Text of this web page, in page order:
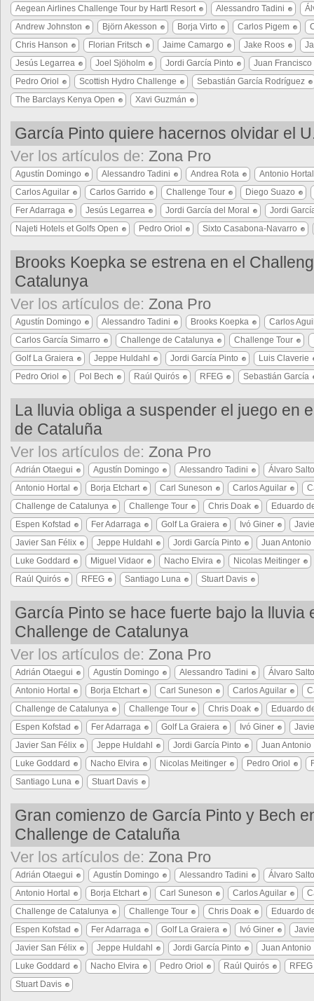
Aegean Airlines Challenge Tour by Hartl Resort Alessandro Tadini
Andrew Johnston
Björn Akesson Borja Virto Carlos Pigem
Chris Hanson
Florian Fritsch Jaime Camargo Jake Roos
Jesús Legarrea
Joel Sjöholm Jordi García Pinto
Juan Francisco
Pedro Oriol
Scottish Hydro Challenge
Sebastián García Rodríguez
The Barclays Kenya Open
Xavi Guzmán
García Pinto quiere hacernos olvidar el
Ver los artículos de: Zona Pro
Agustín Domingo Alessandro Tadini Andrea Rota
Antonio Hortal
Carlos Aguilar
Carlos Garrido Challenge Tour
Diego Suazo
Fer Adarraga
Jesús Legarrea Jordi García del Moral
Jordi
Najeti Hotels et Golfs Open
Pedro Oriol Sixto Casabona-Navarro
Brooks Koepka se estrena en el
Catalunya
Ver los artículos de: Zona Pro
Agustín Domingo Alessandro Tadini Brooks Koepka
Carlos
Carlos García Simarro
Challenge de Catalunya Challenge Tour
Golf La Graiera
Jeppe Huldahl Jordi García Pinto
Luis Claverie
Pedro Oriol
Pol Bech Raúl Quirós RFEG Sebastián García
La lluvia obliga a suspender el juego en
de Cataluña
Ver los artículos de: Zona Pro
Adrián Otaegui Agustín Domingo Alessandro Tadini
Álvaro Salto
Antonio Hortal
Borja Etchart Carl Suneson Carlos Aguilar
Challenge de Catalunya
Challenge Tour Chris Doak
Eduardo
Espen Kofstad
Fer Adarraga Golf La Graiera Ivó Giner
Javier San Félix
Jeppe Huldahl Jordi García Pinto
Juan Antonio
Luke Goddard
Miguel Vidaor Nacho Elvira
Nicolas Meitinger
Raúl Quirós
RFEG Santiago Luna Stuart Davis
García Pinto se hace fuerte bajo la lluvia
Challenge de Catalunya
Ver los artículos de: Zona Pro
Adrián Otaegui Agustín Domingo Alessandro Tadini
Álvaro Salto
Antonio Hortal
Borja Etchart Carl Suneson Carlos Aguilar
Challenge de Catalunya
Challenge Tour Chris Doak
Eduardo
Espen Kofstad
Fer Adarraga Golf La Graiera Ivó Giner
Javier San Félix
Jeppe Huldahl Jordi García Pinto
Juan Antonio
Luke Goddard
Nacho Elvira Nicolas Meitinger Pedro Oriol
Santiago Luna
Stuart Davis
Gran comienzo de García Pinto y Bech
Challenge de Cataluña
Ver los artículos de: Zona Pro
Adrián Otaegui Agustín Domingo Alessandro Tadini
Álvaro Salto
Antonio Hortal
Borja Etchart Carl Suneson Carlos Aguilar
Challenge de Catalunya
Challenge Tour Chris Doak
Eduardo
Espen Kofstad
Fer Adarraga Golf La Graiera Ivó Giner
Javier San Félix
Jeppe Huldahl Jordi García Pinto
Juan Antonio
Luke Goddard
Nacho Elvira Pedro Oriol Raúl Quirós
RFEG
Stuart Davis